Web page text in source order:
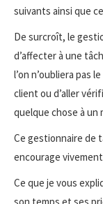
suivants ainsi que
De surcroît, le
d’affecter à une
l’on n’oubliera pas
client ou d’aller
quelque chose à un
Ce gestionnaire de
encourage
Ce que je vous